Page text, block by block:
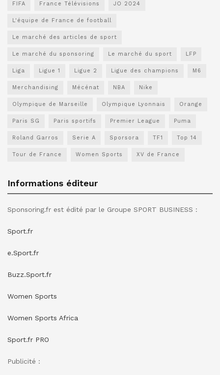
FIFA France Télévisions JO 2024
L'équipe de France de football
Le marché des articles de sport
Le marché du sponsoring Le marché du sport LFP
Liga Ligue 1 Ligue 2 Ligue des champions M6
Merchandising Mécénat NBA Nike
Olympique de Marseille Olympique Lyonnais Orange
Paris SG Paris sportifs Premier League Puma
Roland Garros Serie A Sporsora TF1 Top 14
Tour de France Women Sports XV de France
Informations éditeur
Sponsoring.fr est édité par le Groupe SPORT BUSINESS :
Sport.fr
e.Sport.fr
Buzz.Sport.fr
Women Sports
Women Sports Africa
Sport.fr PRO
Publicité :